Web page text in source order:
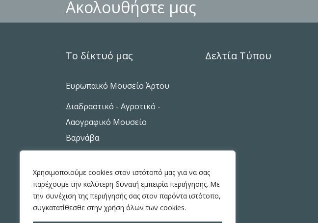
Χρησιμοποιούμε cookies στον ιστότοπό μας για να σας
παρέχουμε την καλύτερη δυνατή εμπειρία περιήγησης. Με
την συνέχιση της περιήγησής σας στον παρόντα ιστότοπο,
συγκατατίθεσθε στην χρήση όλων των cookies.
Ακολουθήστε μας
Το δίκτυό μας
Ευρωπαικό Μουσείο Άρτου
Διαδραστικό - Αγροτικό -
Λαογραφικό Μουσείο
Βαρνάβα
Δελτία Τύπου